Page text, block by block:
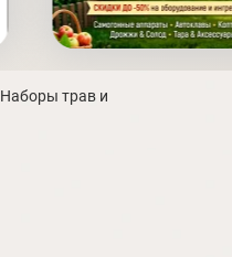
Наборы трав и